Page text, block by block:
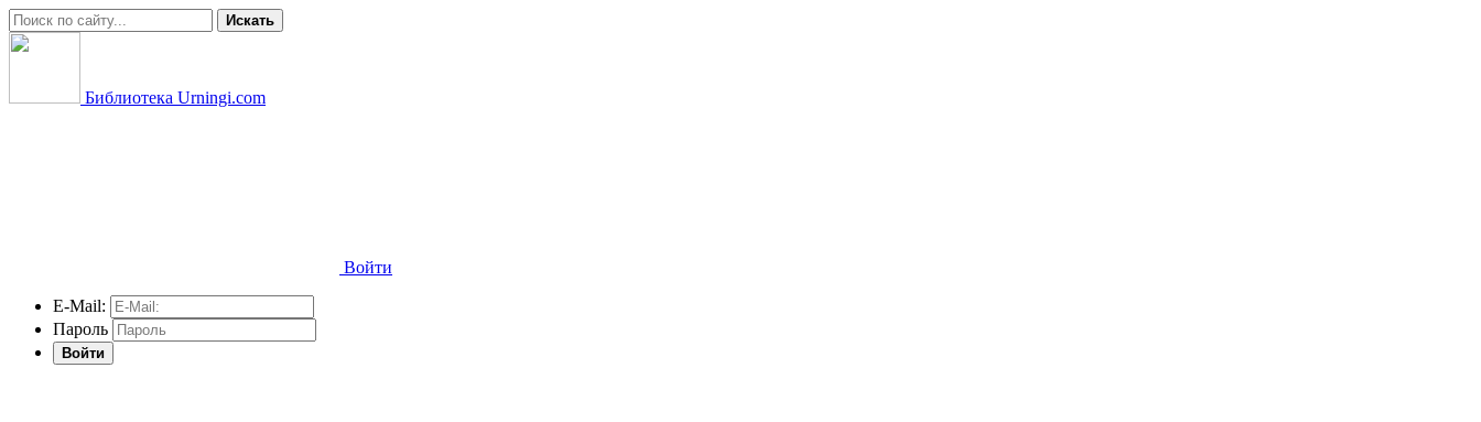
Искать
Библиотека Urningi.com
Войти
E-Mail:
Пароль
Войти